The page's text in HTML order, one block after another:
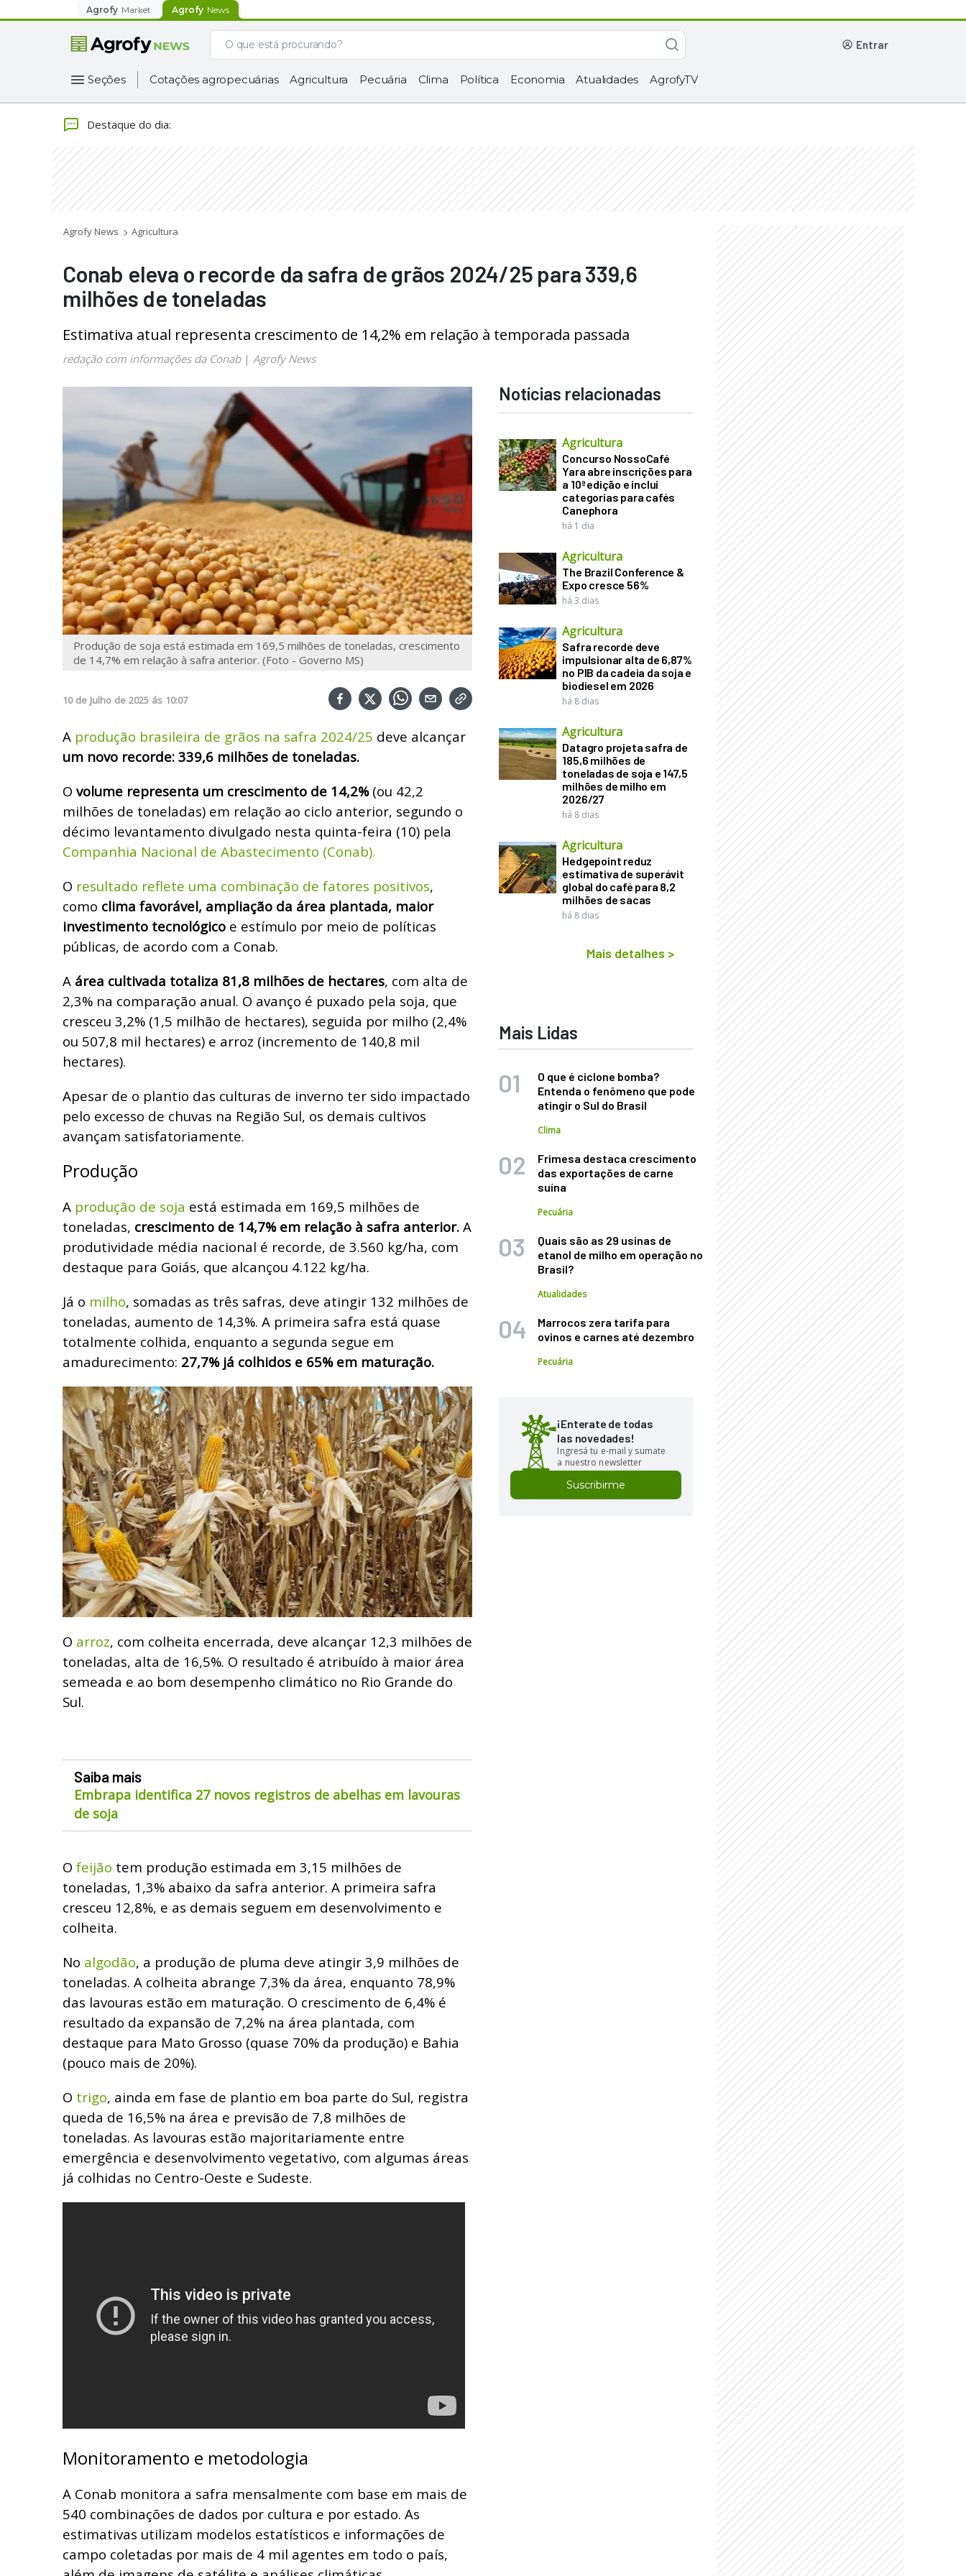
Agrofy Market Agrofy News
entrar
Seções Cotações agropecuárias Agricultura Pecuária Clima Política Economia Atualidades AgrofyTV
Destaque do dia:
Agrofy News Agricultura
Conab eleva o recorde da safra de grãos 2024/25 para 339,6
milhões de toneladas
Estimativa atual representa crescimento de 14,2% em relação à temporada passada
redação com informações da Conab| Agrofy News
Produção de soja está estimada em 169,5 milhões de toneladas, crescimento
de 14,7% em relação à safra anterior. (Foto - Governo MS)
10 de Julho de 2025 ás 10:07
A produção brasileira de grãos na safra 2024/25 deve alcançar
um novo recorde: 339,6 milhões de toneladas.
O volume representa um crescimento de 14,2% (ou 42,2
milhões de toneladas) em relação ao ciclo anterior, segundo o
décimo levantamento divulgado nesta quinta-feira (10) pela
Companhia Nacional de Abastecimento (Conab).
O resultado reflete uma combinação de fatores positivos,
como clima favorável, ampliação da área plantada, maior
investimento tecnológico e estímulo por meio de políticas
públicas, de acordo com a Conab.
A área cultivada totaliza 81,8 milhões de hectares, com alta de
2,3% na comparação anual. O avanço é puxado pela soja, que
cresceu 3,2% (1,5 milhão de hectares), seguida por milho (2,4%
ou 507,8 mil hectares) e arroz (incremento de 140,8 mil
hectares).
Apesar de o plantio das culturas de inverno ter sido impactado
pelo excesso de chuvas na Região Sul, os demais cultivos
avançam satisfatoriamente.
Produção
A produção de soja está estimada em 169,5 milhões de
toneladas, crescimento de 14,7% em relação à safra anterior. A
produtividade média nacional é recorde, de 3.560 kg/ha, com
destaque para Goiás, que alcançou 4.122 kg/ha.
Já o milho, somadas as três safras, deve atingir 132 milhões de
toneladas, aumento de 14,3%. A primeira safra está quase
totalmente colhida, enquanto a segunda segue em
amadurecimento: 27,7% já colhidos e 65% em maturação.
O arroz, com colheita encerrada, deve alcançar 12,3 milhões de
toneladas, alta de 16,5%. O resultado é atribuído à maior área
semeada e ao bom desempenho climático no Rio Grande do
Sul.
Saiba mais
Embrapa identifica 27 novos registros de abelhas em lavouras
de soja
O feijão tem produção estimada em 3,15 milhões de
toneladas, 1,3% abaixo da safra anterior. A primeira safra
cresceu 12,8%, e as demais seguem em desenvolvimento e
colheita.
No algodão, a produção de pluma deve atingir 3,9 milhões de
toneladas. A colheita abrange 7,3% da área, enquanto 78,9%
das lavouras estão em maturação. O crescimento de 6,4% é
resultado da expansão de 7,2% na área plantada, com
destaque para Mato Grosso (quase 70% da produção) e Bahia
(pouco mais de 20%).
O trigo, ainda em fase de plantio em boa parte do Sul, registra
queda de 16,5% na área e previsão de 7,8 milhões de
toneladas. As lavouras estão majoritariamente entre
emergência e desenvolvimento vegetativo, com algumas áreas
já colhidas no Centro-Oeste e Sudeste.
Monitoramento e metodologia
A Conab monitora a safra mensalmente com base em mais de
540 combinações de dados por cultura e por estado. As
estimativas utilizam modelos estatísticos e informações de
campo coletadas por mais de 4 mil agentes em todo o país,
Notícias relacionadas
Agricultura
Concurso NossoCafé
Yara abre inscrições para
a 10ª edição e inclui
categorias para cafés
Canephora
há 1 dia
Agricultura
The Brazil Conference &
Expo cresce 56%
há 3 dias
Agricultura
Safra recorde deve
impulsionar alta de 6,87%
no PIB da cadeia da soja e
biodiesel em 2026
há 8 dias
Agricultura
Datagro projeta safra de
185,6 milhões de
toneladas de soja e 147,5
milhões de milho em
2026/27
há 8 dias
Agricultura
Hedgepoint reduz
estimativa de superávit
global do café para 8,2
milhões de sacas
há 8 dias
Mais detalhes >
Mais Lidas
O que é ciclone bomba?
Entenda o fenômeno que pode
atingir o Sul do Brasil
Clima
Frimesa destaca crescimento
das exportações de carne
suína
Pecuária
Quais são as 29 usinas de
etanol de milho em operação no
Brasil?
Atualidades
Marrocos zera tarifa para
ovinos e carnes até dezembro
Pecuária
¡Enterate de todas
las novedades!
Ingresá tu e-mail y sumate
a nuestro newsletter
Suscribirme